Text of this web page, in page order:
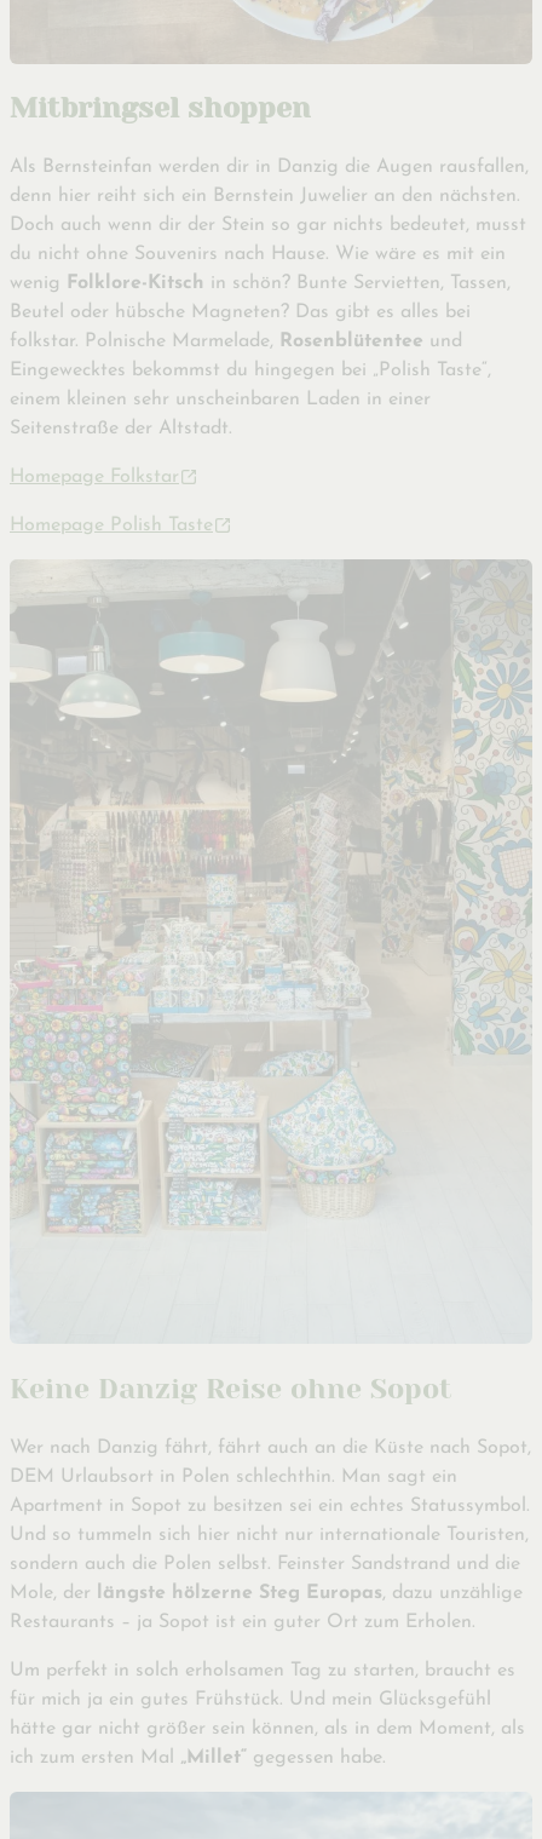
Mitbringsel shoppen
Als Bernsteinfan werden dir in Danzig die Augen rausfallen,
denn hier reiht sich ein Bernstein Juwelier an den nächsten.
Doch auch wenn dir der Stein so gar nichts bedeutet, musst
du nicht ohne Souvenirs nach Hause. Wie wäre es mit ein
wenig Folklore-Kitsch in schön? Bunte Servietten, Tassen,
Beutel oder hübsche Magneten? Das gibt es alles bei
folkstar. Polnische Marmelade, Rosenblütentee und
Eingewecktes bekommst du hingegen bei „Polish Taste“,
einem kleinen sehr unscheinbaren Laden in einer
Seitenstraße der Altstadt.
Homepage Folkstar
Homepage Polish Taste
Keine Danzig Reise ohne Sopot
Wer nach Danzig fährt, fährt auch an die Küste nach Sopot,
DEM Urlaubsort in Polen schlechthin. Man sagt ein
Apartment in Sopot zu besitzen sei ein echtes Statussymbol.
Und so tummeln sich hier nicht nur internationale Touristen,
sondern auch die Polen selbst. Feinster Sandstrand und die
Mole, der
längste hölzerne Steg Europas, dazu unzählige
Restaurants – ja Sopot ist ein guter Ort zum Erholen.
Um perfekt in solch erholsamen Tag zu starten, braucht es
für mich ja ein gutes Frühstück. Und mein Glücksgefühl
hätte gar nicht größer sein können, als in dem Moment, als
ich zum ersten Mal „Millet“ gegessen habe.